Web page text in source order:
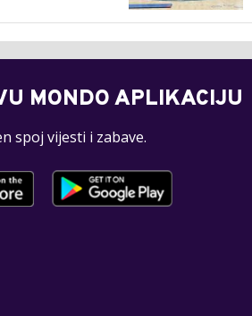
MONDO APLIKACIJU
spoj vijesti i zabave.